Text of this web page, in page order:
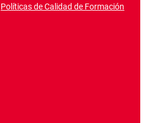
Políticas de Calidad de Formación